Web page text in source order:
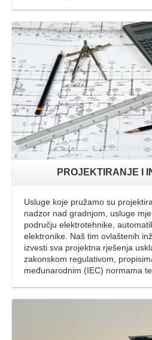
Opširnije
PROJEKTIRANJE I
Usluge koje pružamo su
nadzor nad gradnjom, usluge
području elektrotehnike,
elektronike. Naš tim ovlaštenih
izvesti sva projektna rješenja
zakonskom regulativom,
međunarodnim (IEC) normama